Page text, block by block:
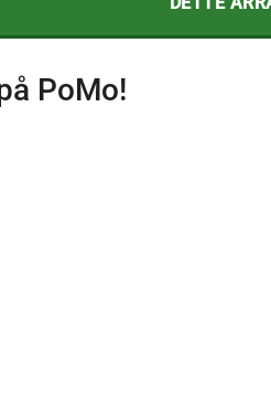
PoMo!